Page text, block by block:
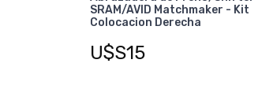
SRAM/AVID Matchmaker - Kit
Colocacion Derecha
U$S15